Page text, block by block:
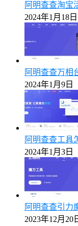
阿明查查淘宝
2024年1月18日
阿明查查万相
2024年1月9日
阿明查查工具
2024年1月3日
阿明查查引力
2023年12月20